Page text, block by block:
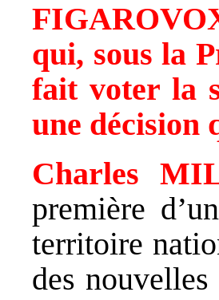
qui, sous la
fait voter la
une décision
Charles
première
territoire
des